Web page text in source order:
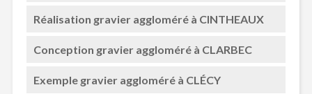
Réalisation gravier aggloméré à CINTHEAUX
Conception gravier aggloméré à CLARBEC
Exemple gravier aggloméré à CLÉCY